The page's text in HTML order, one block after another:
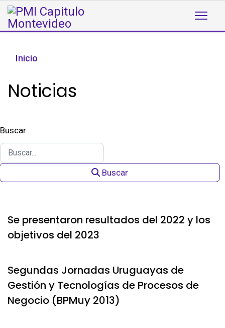
Inicio
Noticias
Buscar
Buscar
Se presentaron resultados del 2022 y los
objetivos del 2023
Segundas Jornadas Uruguayas de
Gestión y Tecnologías de Procesos de
Negocio (BPMuy 2013)